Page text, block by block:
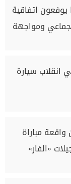
يوفعون اتفاقية
ومواجهة
انقلاب سيارة
مباراة
«الفار»